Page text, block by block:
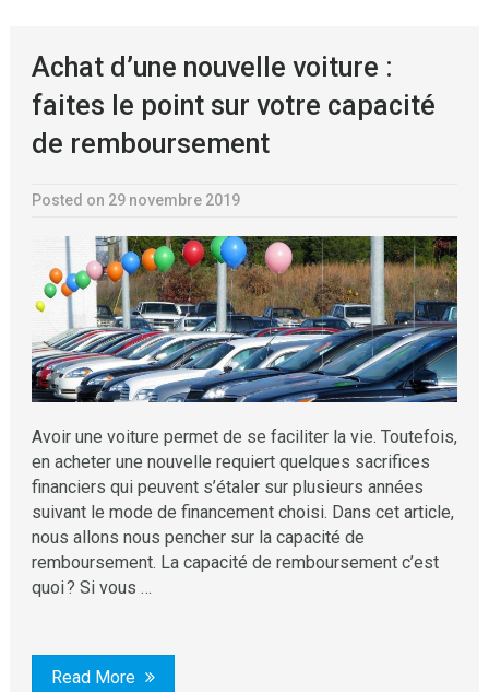
Achat d’une nouvelle voiture :
faites le point sur votre capacité
de remboursement
Posted on 29 novembre 2019
Avoir une voiture permet de se faciliter la vie. Toutefois,
en acheter une nouvelle requiert quelques sacrifices
financiers qui peuvent s’étaler sur plusieurs années
suivant le mode de financement choisi. Dans cet article,
nous allons nous pencher sur la capacité de
remboursement. La capacité de remboursement c’est
quoi ? Si vous …
Read More